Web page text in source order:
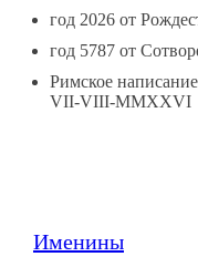
год 2026 от
год 5787 от
Римское написание
VII-VIII-MMXXVI
Именины